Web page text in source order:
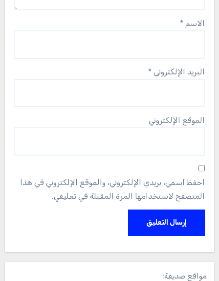
الاسم *
البريد الإلكتروني *
الموقع الإلكتروني
احفظ اسمي، بريدي الإلكتروني، والموقع الإلكتروني في هذا
المتصفح لاستخدامها المرة المقبلة في تعليقي.
مواقع صديقة: